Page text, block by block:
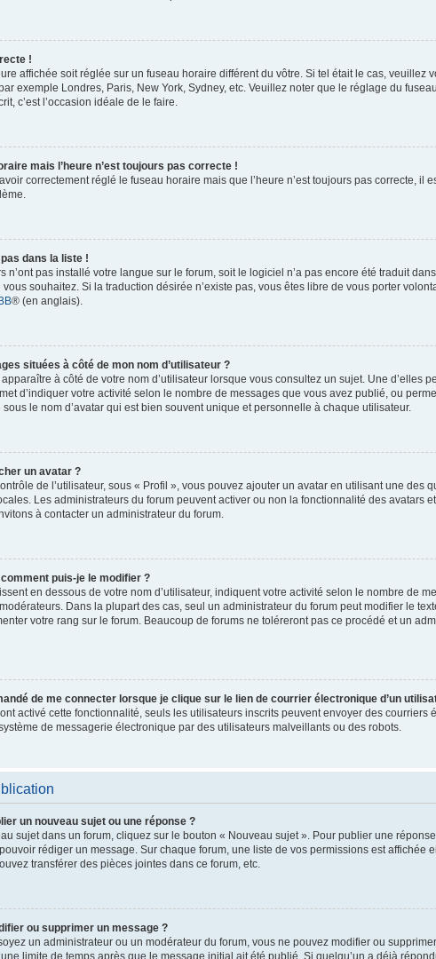
!
affichée soit réglée sur un fuseau horaire différent du vôtre. Si tel était le cas,
exemple Londres, Paris, New York, Sydney, etc. Veuillez noter que le réglage du
c’est l’occasion idéale de le faire.
mais l’heure n’est toujours pas correcte !
correctement réglé le fuseau horaire mais que l’heure n’est toujours pas correcte,
dans la liste !
n’ont pas installé votre langue sur le forum, soit le logiciel n’a pas encore été traduit
souhaitez. Si la traduction désirée n’existe pas, vous êtes libre de vous porter
® (en anglais).
situées à côté de mon nom d’utilisateur ?
à côté de votre nom d’utilisateur lorsque vous consultez un sujet. Une
d’indiquer votre activité selon le nombre de messages que vous avez publié, ou
le nom d’avatar qui est bien souvent unique et personnelle à chaque utilisateur.
un avatar ?
de l’utilisateur, sous « Profil », vous pouvez ajouter un avatar en utilisant une
Les administrateurs du forum peuvent activer ou non la fonctionnalité des
à contacter un administrateur du forum.
puis-je le modifier ?
en dessous de votre nom d’utilisateur, indiquent votre activité selon le nombre de
Dans la plupart des cas, seul un administrateur du forum peut modifier le
votre rang sur le forum. Beaucoup de forums ne toléreront pas ce procédé et un
de me connecter lorsque je clique sur le lien de courrier électronique d’un
activé cette fonctionnalité, seuls les utilisateurs inscrits peuvent envoyer des
de messagerie électronique par des utilisateurs malveillants ou des robots.
un nouveau sujet ou une réponse ?
sujet dans un forum, cliquez sur le bouton « Nouveau sujet ». Pour publier une
rédiger un message. Sur chaque forum, une liste de vos permissions est
transférer des pièces jointes dans ce forum, etc.
ou supprimer un message ?
un administrateur ou un modérateur du forum, vous ne pouvez modifier ou
limite de temps après que le message initial ait été publié. Si quelqu’un a déjà